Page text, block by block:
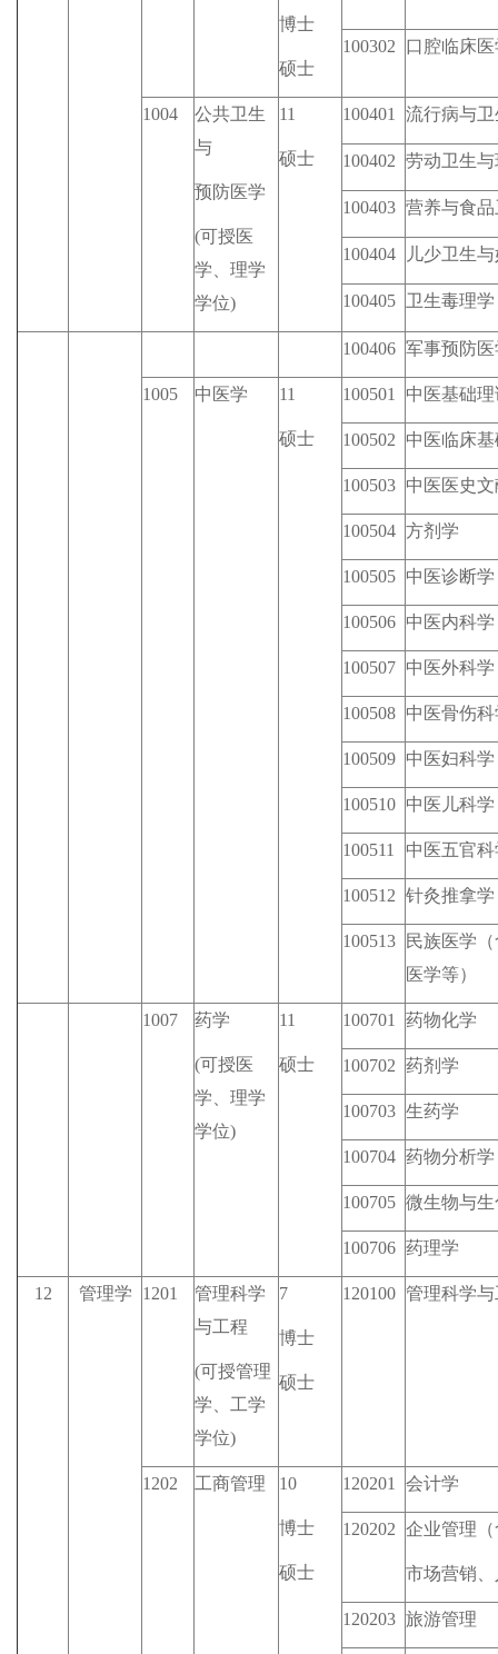
博士
硕士
100302 口腔临床医
1004
公共卫生
与
预防医学
(可授医
学、理学
学位)
11
硕士
100401 流行病与
100402 劳动卫生
100403 营养与食
100404 儿少卫生
100405 卫生毒理学
100406 军事预防医
1005 中医学 11
硕士
100501 中医基础理
100502 中医临床基
100503 中医医史文
100504 方剂学
100505 中医诊断学
100506 中医内科学
100507 中医外科学
100508 中医骨伤科
100509 中医妇科学
100510 中医儿科学
100511 中医五官科
100512 针灸推拿学
100513
民族医学
医学等）
1007 药学
(可授医
学、理学
学位)
11
硕士
100701 药物化学
100702 药剂学
100703 生药学
100704 药物分析学
100705 微生物与
100706 药理学
12 管理学 1201
管理科学
与工程
(可授管理
学、工学
学位)
7
博士
硕士
120100 管理科学
1202 工商管理 10
博士
硕士
120201 会计学
120202 企业管理
市场营销
120203 旅游管理